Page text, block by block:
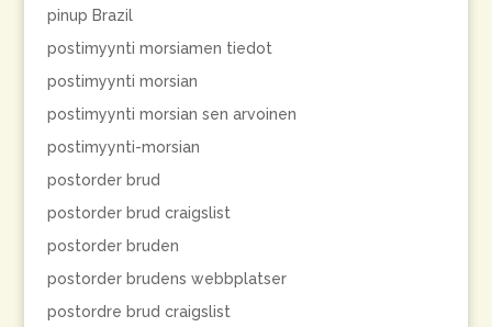
pinup Brazil
postimyynti morsiamen tiedot
postimyynti morsian
postimyynti morsian sen arvoinen
postimyynti-morsian
postorder brud
postorder brud craigslist
postorder bruden
postorder brudens webbplatser
postordre brud craigslist